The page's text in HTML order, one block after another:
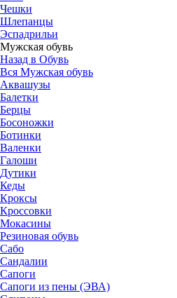
Чешки
Шлепанцы
Эспадрильи
Мужская обувь
Назад в Обувь
Вся Мужская обувь
Аквашузы
Балетки
Берцы
Босоножки
Ботинки
Валенки
Галоши
Дутики
Кеды
Кроксы
Кроссовки
Мокасины
Резиновая обувь
Сабо
Сандалии
Сапоги
Сапоги из пены (ЭВА)